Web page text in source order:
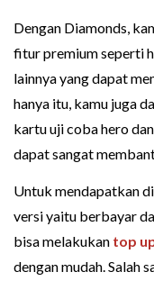
Dengan Diamonds,
fitur premium seperti
lainnya yang dapat
hanya itu, kamu juga
kartu uji coba hero
dapat sangat
Untuk mendapatkan
versi yaitu berbayar
bisa melakukan top
dengan mudah. Salah